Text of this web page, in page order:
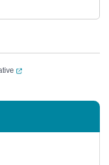
(ouverture dans un
dans un nouvel onglet)